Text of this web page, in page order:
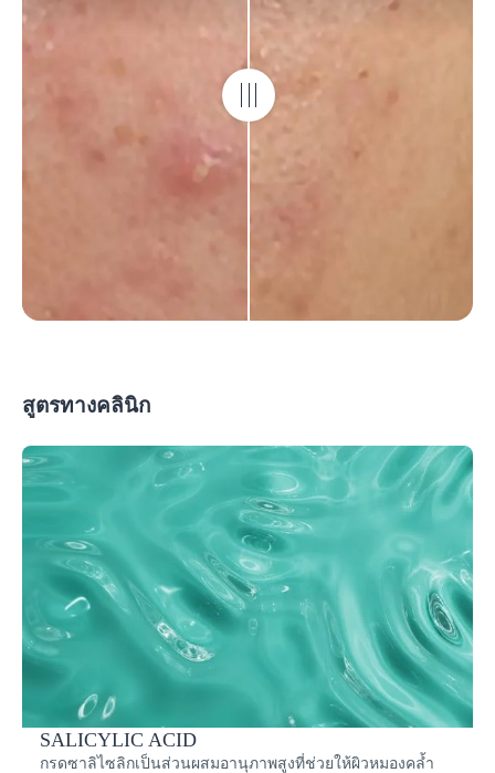
สูตรทางคลินิก
SALICYLIC ACID
กรดซาลิไซลิกเป็นส่วนผสมอานุภาพสูงที่ช่วยให้ผิวหมองคล้ำ